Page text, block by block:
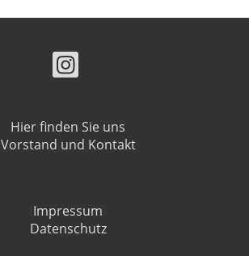
Hier finden Sie uns
Vorstand und Kontakt
Impressum
Datenschutz